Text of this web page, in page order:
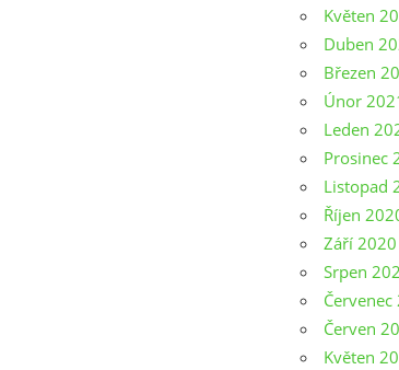
Květen
Duben
Březen
Únor
Leden
Prosinec
Listopad
Říjen
Září 2020
Srpen
Červenec
Červen
Květen